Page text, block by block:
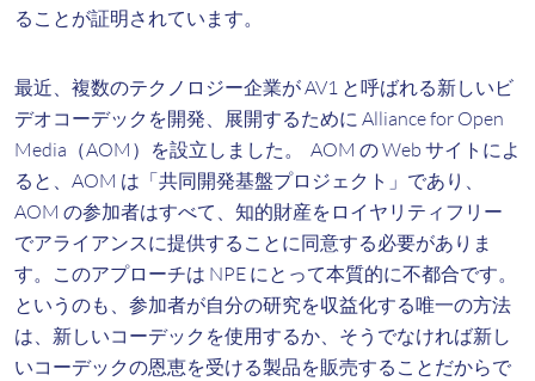
ることが証明されています。
最近、複数のテクノロジー企業が AV1 と呼ばれる新しいビ
デオコーデックを開発、展開するために Alliance for Open
Media（AOM）を設立しました。 AOM の Web サイトによ
ると、AOM は「共同開発基盤プロジェクト」であり、
AOM の参加者はすべて、知的財産をロイヤリティフリー
でアライアンスに提供することに同意する必要がありま
す。このアプローチは NPE にとって本質的に不都合です。
というのも、参加者が自分の研究を収益化する唯一の方法
は、新しいコーデックを使用するか、そうでなければ新し
いコーデックの恩恵を受ける製品を販売することだからで